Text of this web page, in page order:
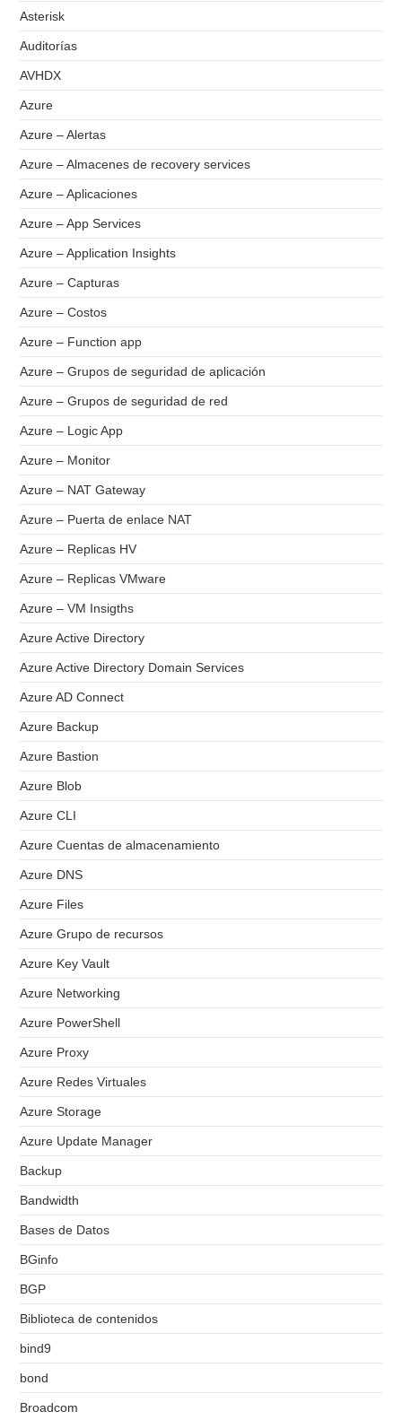
Asterisk
Auditorías
AVHDX
Azure
Azure – Alertas
Azure – Almacenes de recovery services
Azure – Aplicaciones
Azure – App Services
Azure – Application Insights
Azure – Capturas
Azure – Costos
Azure – Function app
Azure – Grupos de seguridad de aplicación
Azure – Grupos de seguridad de red
Azure – Logic App
Azure – Monitor
Azure – NAT Gateway
Azure – Puerta de enlace NAT
Azure – Replicas HV
Azure – Replicas VMware
Azure – VM Insigths
Azure Active Directory
Azure Active Directory Domain Services
Azure AD Connect
Azure Backup
Azure Bastion
Azure Blob
Azure CLI
Azure Cuentas de almacenamiento
Azure DNS
Azure Files
Azure Grupo de recursos
Azure Key Vault
Azure Networking
Azure PowerShell
Azure Proxy
Azure Redes Virtuales
Azure Storage
Azure Update Manager
Backup
Bandwidth
Bases de Datos
BGinfo
BGP
Biblioteca de contenidos
bind9
bond
Broadcom